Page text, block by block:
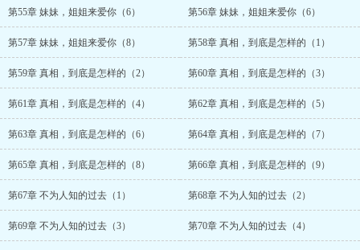
第55章 妹妹，姐姐来爱你（6） 第56章 妹妹，姐姐来爱你（6）
第57章 妹妹，姐姐来爱你（8） 第58章 真相，到底是怎样的（1）
第59章 真相，到底是怎样的（2） 第60章 真相，到底是怎样的（3）
第61章 真相，到底是怎样的（4） 第62章 真相，到底是怎样的（5）
第63章 真相，到底是怎样的（6） 第64章 真相，到底是怎样的（7）
第65章 真相，到底是怎样的（8） 第66章 真相，到底是怎样的（9）
第67章 不为人知的过去（1） 第68章 不为人知的过去（2）
第69章 不为人知的过去（3） 第70章 不为人知的过去（4）